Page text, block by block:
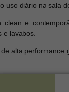
uso diário na sala
clean e
e lavabos.
alta performance